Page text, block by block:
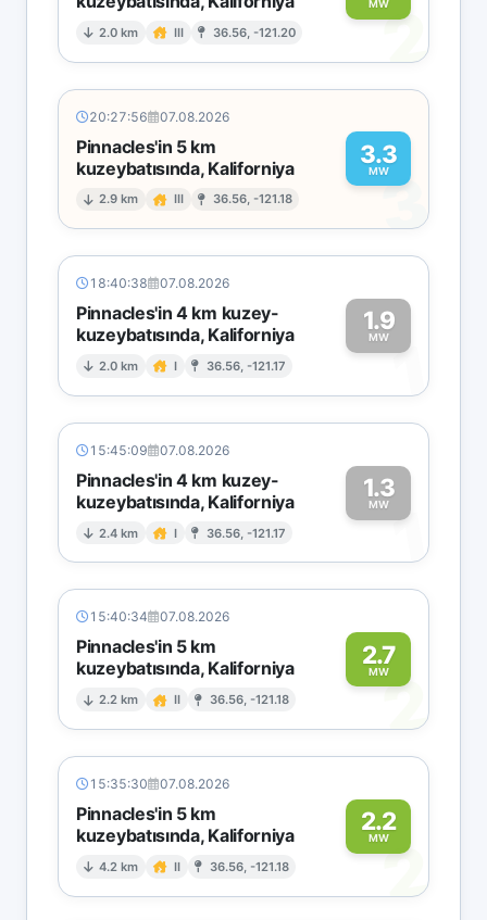
2.0 km III 36.56, -121.20
MW
2
20:27:56 07.08.2026
Pinnacles'in 5 km
kuzeybatısında, Kaliforniya
2.9 km III 36.56, -121.18
3.3
MW
3
18:40:38 07.08.2026
Pinnacles'in 4 km kuzey-
kuzeybatısında, Kaliforniya
2.0 km I 36.56, -121.17
1.9
MW1
15:45:09 07.08.2026
Pinnacles'in 4 km kuzey-
kuzeybatısında, Kaliforniya
2.4 km I 36.56, -121.17
1.3
MW1
15:40:34 07.08.2026
Pinnacles'in 5 km
kuzeybatısında, Kaliforniya
2.2 km II 36.56, -121.18
2.7
MW2
15:35:30 07.08.2026
Pinnacles'in 5 km
kuzeybatısında, Kaliforniya
4.2 km II 36.56, -121.18
2.2
MW2